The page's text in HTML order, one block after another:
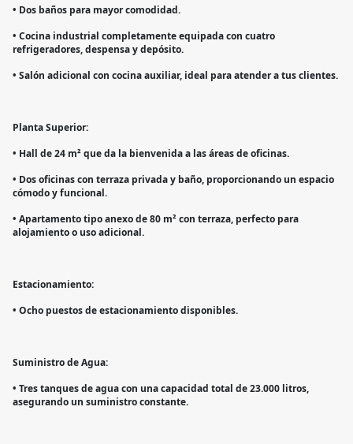
• Dos baños para mayor comodidad.
• Cocina industrial completamente equipada con cuatro
refrigeradores, despensa y depósito.
• Salón adicional con cocina auxiliar, ideal para atender a tus clientes.
Planta Superior:
• Hall de 24 m² que da la bienvenida a las áreas de oficinas.
• Dos oficinas con terraza privada y baño, proporcionando un espacio
cómodo y funcional.
• Apartamento tipo anexo de 80 m² con terraza, perfecto para
alojamiento o uso adicional.
Estacionamiento:
• Ocho puestos de estacionamiento disponibles.
Suministro de Agua:
• Tres tanques de agua con una capacidad total de 23.000 litros,
asegurando un suministro constante.